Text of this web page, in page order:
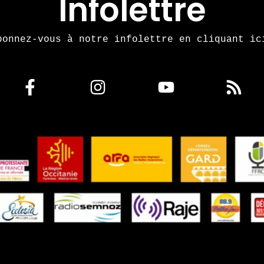
Infolettre
vous à notre infolettre en cliquant